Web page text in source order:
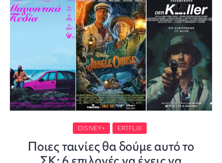
DISNEY+ ERTFLIX
Ποιες ταινίες θα δούμε αυτό το